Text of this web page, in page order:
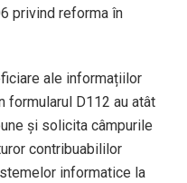
privind reforma în
ale informațiilor
formularul D112 au atât
și solicita câmpurile
contribuabililor
informatice la